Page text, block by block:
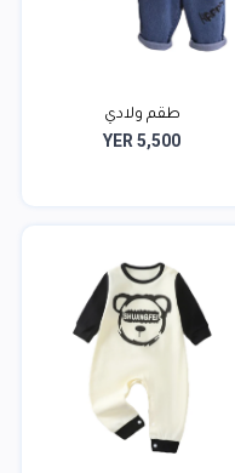
طقم ولادي
YER 5,500